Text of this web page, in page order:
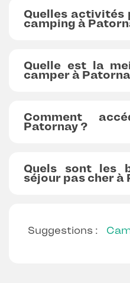
Quelles activités
camping à
Quelle est la
camper à
Comment
Patornay ?
Quels sont les
séjour pas cher à
Suggestions :